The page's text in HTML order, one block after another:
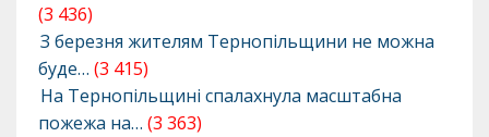
(3 436)
З березня жителям Тернопільщини не можна
буде… (3 415)
На Тернопільщині спалахнула масштабна
пожежа на… (3 363)